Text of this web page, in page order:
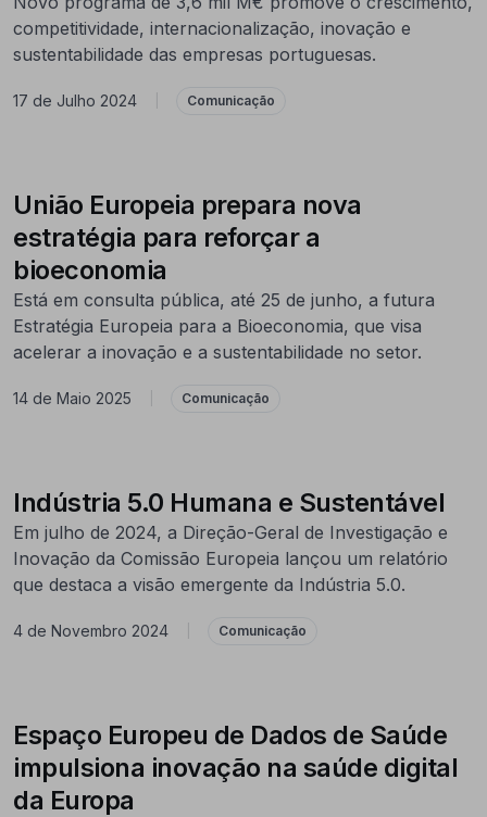
competitividade, internacionalização, inovação e
sustentabilidade das empresas portuguesas.
17 de Julho 2024 Comunicação
União Europeia prepara nova
estratégia para reforçar a
bioeconomia
Está em consulta pública, até 25 de junho, a futura
Estratégia Europeia para a Bioeconomia, que visa
acelerar a inovação e a sustentabilidade no setor.
14 de Maio 2025 Comunicação
Indústria 5.0 Humana e Sustentável
Em julho de 2024, a Direção-Geral de Investigação e
Inovação da Comissão Europeia lançou um relatório
que destaca a visão emergente da Indústria 5.0.
4 de Novembro 2024 Comunicação
Espaço Europeu de Dados de Saúde
impulsiona inovação na saúde digital
da Europa